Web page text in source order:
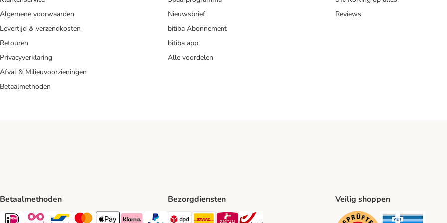
Algemene voorwaarden
Levertijd & verzendkosten
Retouren
Privacyverklaring
Afval & Milieuvoorzieningen
Betaalmethoden
Nieuwsbrief
bitiba Abonnement
bitiba app
Alle voordelen
Reviews
Betaalmethoden Bezorgdiensten
Dpd Shipping Method
DHL Shipping Method
Mondial Relay Shipping Method
Veilig shoppen
Security